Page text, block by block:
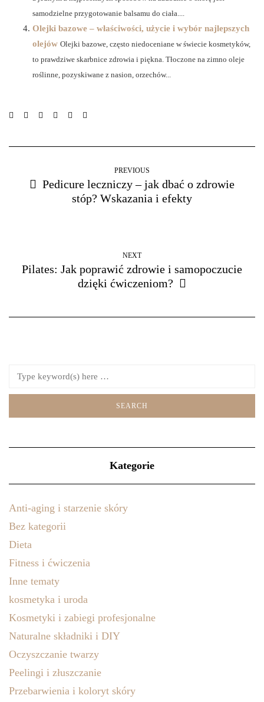
samodzielne przygotowanie balsamu do ciała....
Olejki bazowe – właściwości, użycie i wybór najlepszych
olejów Olejki bazowe, często niedoceniane w świecie kosmetyków,
to prawdziwe skarbnice zdrowia i piękna. Tłoczone na zimno oleje
roślinne, pozyskiwane z nasion, orzechów...
PREVIOUS
Pedicure leczniczy – jak dbać o zdrowie
stóp? Wskazania i efekty
NEXT
Pilates: Jak poprawić zdrowie i samopoczucie
dzięki ćwiczeniom?
Kategorie
Anti-aging i starzenie skóry
Bez kategorii
Dieta
Fitness i ćwiczenia
Inne tematy
kosmetyka i uroda
Kosmetyki i zabiegi profesjonalne
Naturalne składniki i DIY
Oczyszczanie twarzy
Peelingi i złuszczanie
Przebarwienia i koloryt skóry